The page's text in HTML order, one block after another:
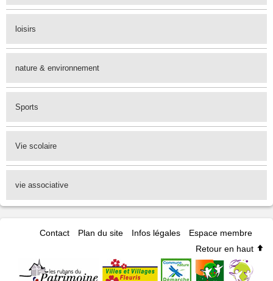
loisirs
nature & environnement
Sports
Vie scolaire
vie associative
Contact Plan du site Infos légales
Espace membre
Retour en haut